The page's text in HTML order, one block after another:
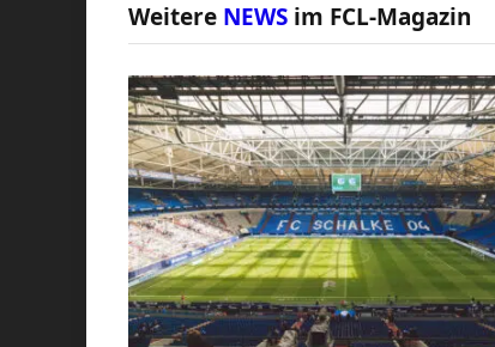
Weitere NEWS im FCL-Magazin